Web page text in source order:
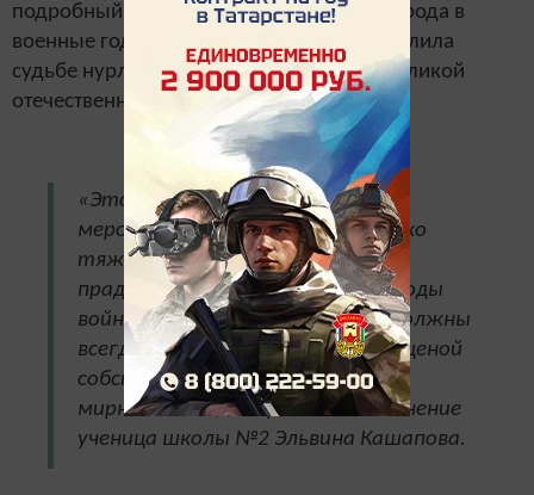
подробный экскурс в историю нашего города в
военные годы. Особое внимание она уделила
судьбе нурлатских женщин – участниц Великой
отечественной войны и тружениц тыла.
«Это было очень трогательное
мероприятие, мы знаем насколько
тяжело приходилось нашим
прадедушкам и прабабушкам в годы
войны. И помнить об этом мы должны
всегда, чтить память тех, кто ценой
собственной жизни подарил нам
мирное небо», – выразила свое мнение
ученица школы №2 Эльвина Кашапова.